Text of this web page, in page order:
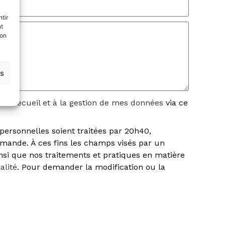
recueil et à la gestion de mes données via ce
soient traitées par 20h40,
À ces fins les champs visés par un
que nos traitements et pratiques en matière
. Pour demander la modification ou la